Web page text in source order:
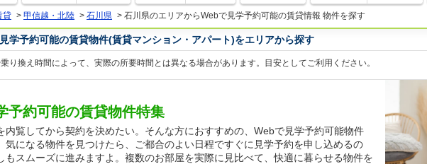
貸 > 甲信越・北陸 > 石川県 > 石川県のエリアからWebで見学予約可能の賃貸情報 物件を探す
学予約可能の賃貸物件(賃貸マンション・アパート)をエリアから探す
り換え時間によって、実際の所要時間とは異なる場合があります。目安としてご利用ください。
予約可能の賃貸物件特集
内覧してから契約を決めたい。そんな方におすすめの、Webで見学予約可能物件
気になる物件を見つけたら、ご都合のよい日程ですぐに見学予約を申し込めるの
もスムーズに進みますよ。複数のお部屋を実際に見比べて、快適に暮らせる物件を